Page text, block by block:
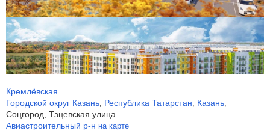
Кремлёвская
Городской округ Казань, Республика Татарстан, Казань,
Соцгород, Тэцевская улица
Авиастроительный р-н на карте